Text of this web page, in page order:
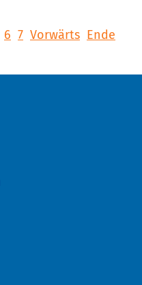
6 7 Vorwärts Ende